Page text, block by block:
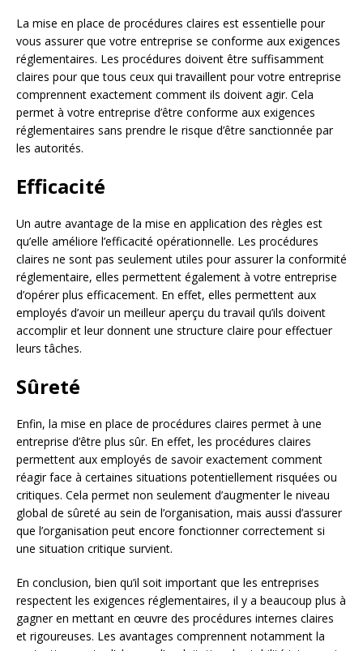
La mise en place de procédures claires est essentielle pour
vous assurer que votre entreprise se conforme aux exigences
réglementaires. Les procédures doivent être suffisamment
claires pour que tous ceux qui travaillent pour votre entreprise
comprennent exactement comment ils doivent agir. Cela
permet à votre entreprise d’être conforme aux exigences
réglementaires sans prendre le risque d’être sanctionnée par
les autorités.
Efficacité
Un autre avantage de la mise en application des règles est
qu’elle améliore l’efficacité opérationnelle. Les procédures
claires ne sont pas seulement utiles pour assurer la conformité
réglementaire, elles permettent également à votre entreprise
d’opérer plus efficacement. En effet, elles permettent aux
employés d’avoir un meilleur aperçu du travail qu’ils doivent
accomplir et leur donnent une structure claire pour effectuer
leurs tâches.
Sûreté
Enfin, la mise en place de procédures claires permet à une
entreprise d’être plus sûr. En effet, les procédures claires
permettent aux employés de savoir exactement comment
réagir face à certaines situations potentiellement risquées ou
critiques. Cela permet non seulement d’augmenter le niveau
global de sûreté au sein de l’organisation, mais aussi d’assurer
que l’organisation peut encore fonctionner correctement si
une situation critique survient.
En conclusion, bien qu’il soit important que les entreprises
respectent les exigences réglementaires, il y a beaucoup plus à
gagner en mettant en œuvre des procédures internes claires
et rigoureuses. Les avantages comprennent notamment la